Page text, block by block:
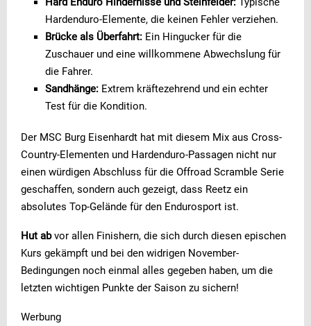
Hardenduro-Elemente, die keinen Fehler verziehen.
Brücke als Überfahrt: Ein Hingucker für die
Zuschauer und eine willkommene Abwechslung für
die Fahrer.
Sandhänge: Extrem kräftezehrend und ein echter
Test für die Kondition.
Der MSC Burg Eisenhardt hat mit diesem Mix aus Cross-
Country-Elementen und Hardenduro-Passagen nicht nur
einen würdigen Abschluss für die Offroad Scramble Serie
geschaffen, sondern auch gezeigt, dass Reetz ein
absolutes Top-Gelände für den Endurosport ist.
Hut abvor allen Finishern, die sich durch diesen epischen
Kurs gekämpft und bei den widrigen November-
Bedingungen noch einmal alles gegeben haben, um die
letzten wichtigen Punkte der Saison zu sichern!
Werbung